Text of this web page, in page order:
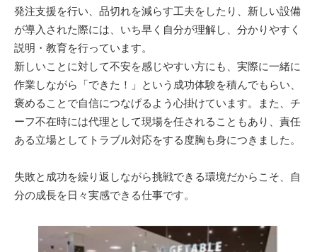
発注支援を行い、品切れを減らす工夫をしたり、新しい設備
が導入された際には、いち早く自分が理解し、分かりやすく
説明・教育を行っています。
新しいことに対して不安を感じやすい方にも、実際に一緒に
作業しながら「できた！」という成功体験を積んでもらい、
褒めることで自信につなげるよう心掛けています。また、チ
ーフ不在時には代理として現場を任されることもあり、責任
ある立場としてトラブル対応をする度胸も身につきました。
失敗と成功を繰り返しながら挑戦できる環境だからこそ、自
分の成長を日々実感できる仕事です。